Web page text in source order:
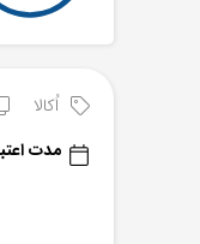
اُکالا
مدت